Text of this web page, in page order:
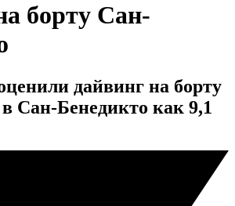
борту Сан-
дайвинг на борту
Сан-Бенедикто как 9,1